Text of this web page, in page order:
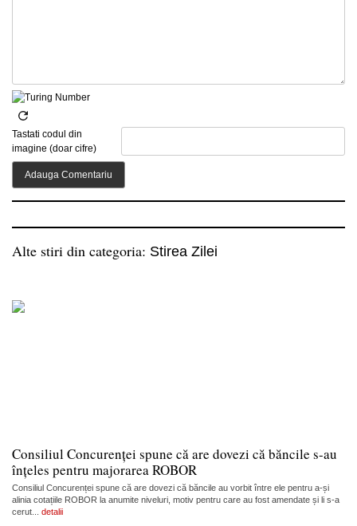
Tastati codul din
imagine (doar cifre)
Alte stiri din categoria: Stirea Zilei
Consiliul Concurenței spune că are dovezi că băncile s-au
înțeles pentru majorarea ROBOR
Consiliul Concurenței spune că are dovezi că băncile au vorbit între ele pentru a-și
alinia cotațiile ROBOR la anumite niveluri, motiv pentru care au fost amendate și li s-a
cerut... detalii